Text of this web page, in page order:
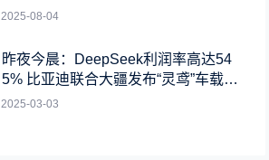
2025-08-04
昨夜今晨：DeepSeek利润率高达54
5% 比亚迪联合大疆发布“灵鸢”车载无
人机系统
2025-03-03